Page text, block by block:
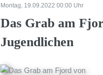
Montag, 19.09.2022 00:00 Uhr
Das Grab am
Jugendlichen